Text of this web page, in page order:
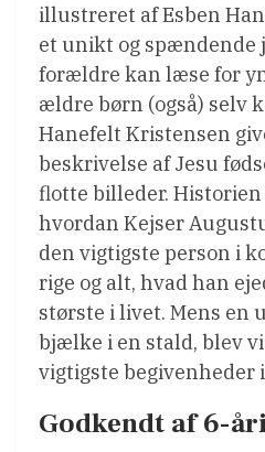
illustreret af Esben
et unikt og spændende
forældre kan læse for
ældre børn (også) selv
Hanefelt Kristensen
beskrivelse af Jesu
flotte billeder.
hvordan Kejser
den vigtigste person i
rige og alt, hvad han
største i livet. Mens en
bjælke i en stald, blev
vigtigste begivenheder
Godkendt af 6-